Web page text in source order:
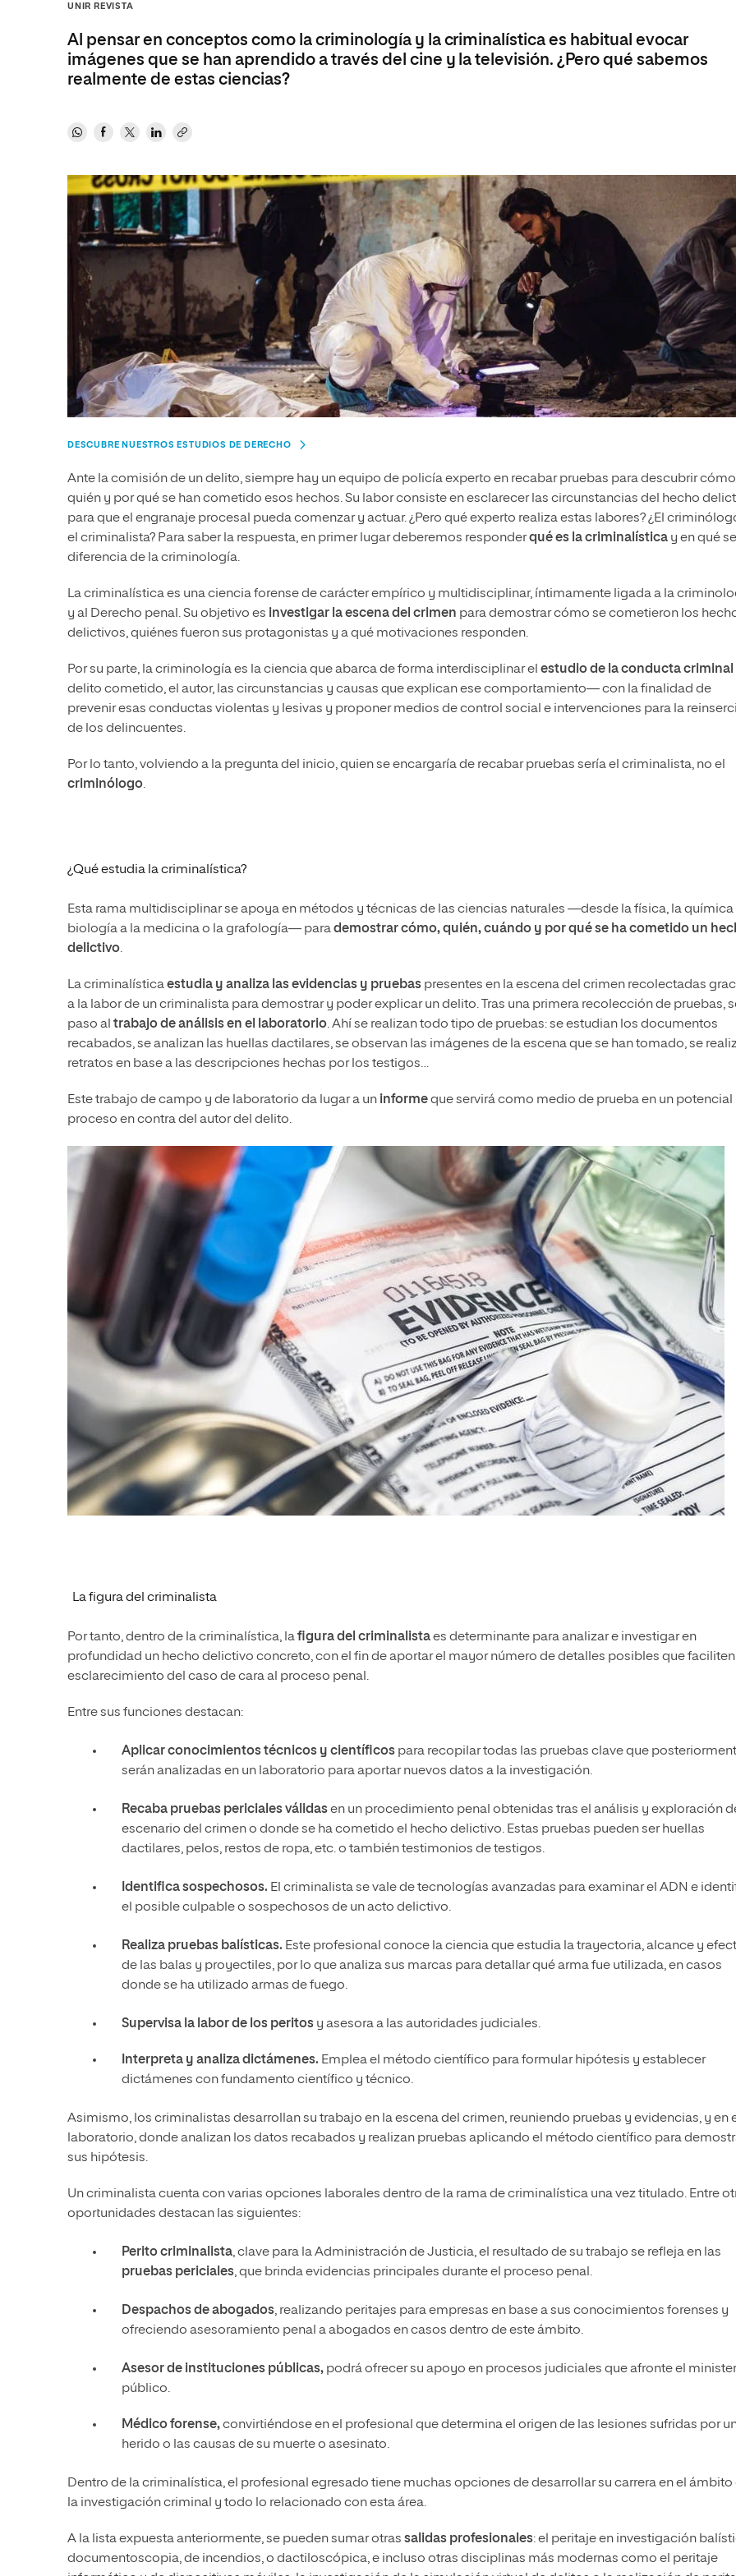
Diseño
Ciencias de la Salud
Ciencias Sociales
Ingeniería y Tecnología
Diseño
Ciencias de la Salud
Música
UNIR REVISTA
Al pensar en conceptos como la criminología y la criminalística es habitual evocar
imágenes que se han aprendido a través del cine y la televisión. ¿Pero qué sabemos
realmente de estas ciencias?
DESCUBRE NUESTROS ESTUDIOS DE DERECHO
Ante la comisión de un delito, siempre hay un equipo de policía experto en recabar pruebas para descubrir
quién y por qué se han cometido esos hechos. Su labor consiste en esclarecer las circunstancias del hecho
para que el engranaje procesal pueda comenzar y actuar. ¿Pero qué experto realiza estas labores? ¿El
el criminalista? Para saber la respuesta, en primer lugar deberemos responderqué es lacriminalística y en qué se
diferencia de la criminología.
La criminalística es una ciencia forense de carácter empírico y multidisciplinar, íntimamente ligada a la
y al Derecho penal. Su objetivo es investigar la escena del crimen para demostrar cómo se cometieron los
delictivos, quiénes fueron sus protagonistas y a qué motivaciones responden.
Por su parte, la criminología es la ciencia que abarca de forma interdisciplinar el estudio de la conducta criminal
delito cometido, el autor, las circunstancias y causas que explican ese comportamiento— con la finalidad de
prevenir esas conductas violentas y lesivas y proponer medios de control social e intervenciones para la
de los delincuentes.
Por lo tanto, volviendo a la pregunta del inicio, quien se encargaría de recabar pruebas sería el criminalista, no el
criminólogo.
¿Qué estudia la criminalística?
Esta rama multidisciplinar se apoya en métodos y técnicas de las ciencias naturales —desde la física, la química
biología a la medicina o la grafología— parademostrar cómo, quién, cuándo y por qué se ha cometido un
delictivo.
La criminalísticaestudia y analiza las evidencias y pruebas presentes en la escena del crimen recolectadas
a la labor de un criminalista para demostrar y poder explicar un delito. Tras una primera recolección de pruebas,
paso al trabajo de análisis en el laboratorio. Ahí se realizan todo tipo de pruebas: se estudian los documentos
recabados, se analizan las huellas dactilares, se observan las imágenes de la escena que se han tomado, se
retratos en base a las descripciones hechas por los testigos…
Este trabajo de campo y de laboratorio da lugar a un informeque servirá como medio de prueba en un potencial
proceso en contra del autor del delito.
La figura del criminalista
Por tanto, dentro de la criminalística, lafigura del criminalistaes determinante para analizar e investigar en
profundidad un hecho delictivo concreto, con el fin de aportar el mayor número de detalles posibles que faciliten
esclarecimiento del caso de cara al proceso penal.
Entre sus funciones destacan:
Aplicar conocimientos técnicos y científicos para recopilar todas las pruebas clave que
serán analizadas en un laboratorio para aportar nuevos datos a la investigación.
Recaba pruebas periciales válidasen un procedimiento penal obtenidas tras el análisis y exploración
escenario del crimen o donde se ha cometido el hecho delictivo. Estas pruebas pueden ser huellas
dactilares, pelos, restos de ropa, etc. o también testimonios de testigos.
Identifica sospechosos. El criminalista se vale de tecnologías avanzadas para examinar el ADN e
el posible culpable o sospechosos de un acto delictivo.
Realiza pruebas balísticas. Este profesional conoce la ciencia que estudia la trayectoria, alcance y
de las balas y proyectiles, por lo que analiza sus marcas para detallar qué arma fue utilizada, en casos
donde se ha utilizado armas de fuego.
Supervisa la labor de los peritos y asesora a las autoridades judiciales.
Interpreta y analiza dictámenes. Emplea el método científico para formular hipótesis y establecer
dictámenes con fundamento científico y técnico.
Asimismo, los criminalistas desarrollan su trabajo en la escena del crimen, reuniendo pruebas y evidencias, y en
laboratorio, donde analizan los datos recabados y realizan pruebas aplicando el método científico para
sus hipótesis.
Un criminalista cuenta con varias opciones laborales dentro de la rama de criminalística una vez titulado. Entre
oportunidades destacan las siguientes:
Perito criminalista, clave para la Administración de Justicia, el resultado de su trabajo se refleja en las
pruebas periciales, que brinda evidencias principales durante el proceso penal.
Despachos de abogados, realizando peritajes para empresas en base a sus conocimientos forenses y
ofreciendo asesoramiento penal a abogados en casos dentro de este ámbito.
Asesor de instituciones públicas, podrá ofrecer su apoyo en procesos judiciales que afronte el
público.
Médico forense,convirtiéndose en el profesional que determina el origen de las lesiones sufridas por
herido o las causas de su muerte o asesinato.
Dentro de la criminalística, el profesional egresado tiene muchas opciones de desarrollar su carrera en el ámbito
la investigación criminal y todo lo relacionado con esta área.
A la lista expuesta anteriormente, se pueden sumar otras salidas profesionales: el peritaje en investigación
documentoscopia, de incendios, o dactiloscópica, e incluso otras disciplinas más modernas como el peritaje